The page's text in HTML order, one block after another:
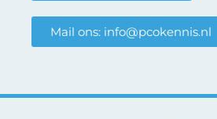
Mail ons: info@pcokennis.nl